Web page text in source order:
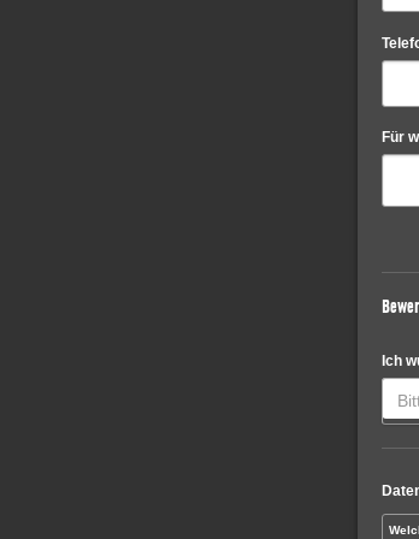
Für
Ich